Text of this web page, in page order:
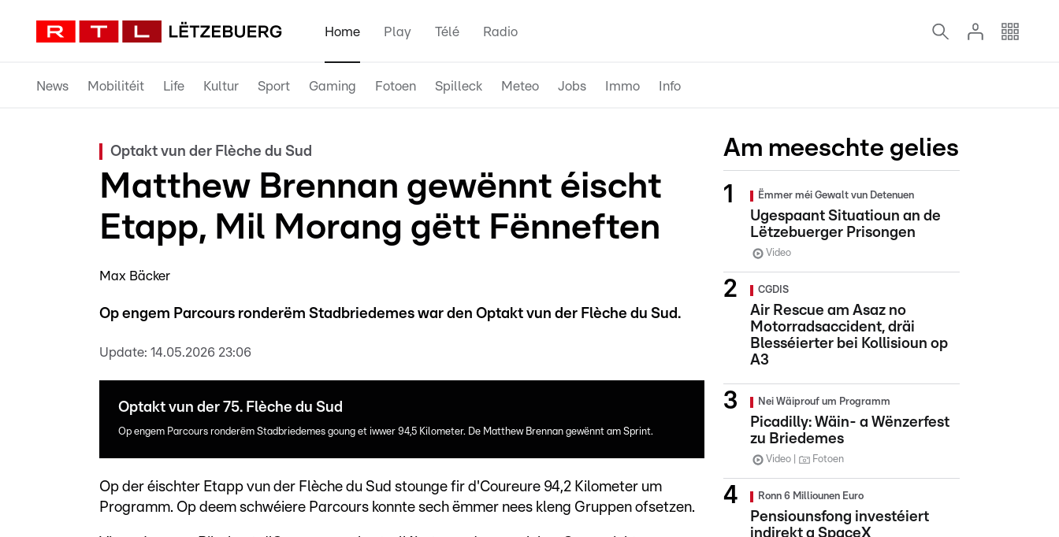
Home Play Télé Radio
News Mobilitéit Life Kultur Sport Gaming Fotoen Spilleck Meteo Jobs Immo Info
Optakt vun der Flèche du Sud
Matthew Brennan gewënnt éischt
Etapp, Mil Morang gëtt Fënneften
Max Bäcker
Op engem Parcours ronderëm Stadbriedemes war den Optakt vun der Flèche du Sud.
Update: 14.05.2026 23:06
Optakt vun der 75. Flèche du Sud
Op engem Parcours ronderëm Stadbriedemes goung et iwwer 94,5 Kilometer. De Matthew Brennan gewënnt am Sprint.
Op der éischter Etapp vun der Flèche du Sud stounge fir d'Coureure 94,2 Kilometer um
Programm. Op deem schwéiere Parcours konnte sech ëmmer nees kleng Gruppen ofsetzen.
Am meeschte gelies
Ëmmer méi Gewalt vun Detenuen
Ugespaant Situatioun an de
Lëtzebuerger Prisongen
Video
CGDIS
Air Rescue am Asaz no
Motorradsaccident, dräi
Blesséierter bei Kollisioun op
A3
Nei Wäiprouf um Programm
Picadilly: Wäin- a Wënzerfest
zu Briedemes
Video Fotoen
Ronn 6 Milliounen Euro
Pensiounsfong investéiert
indirekt a SpaceX